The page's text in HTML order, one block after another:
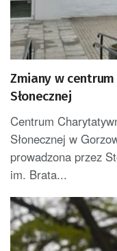
Zmiany w
Słonecznej
Centrum
Słonecznej w
prowadzona przez
im. Brata...